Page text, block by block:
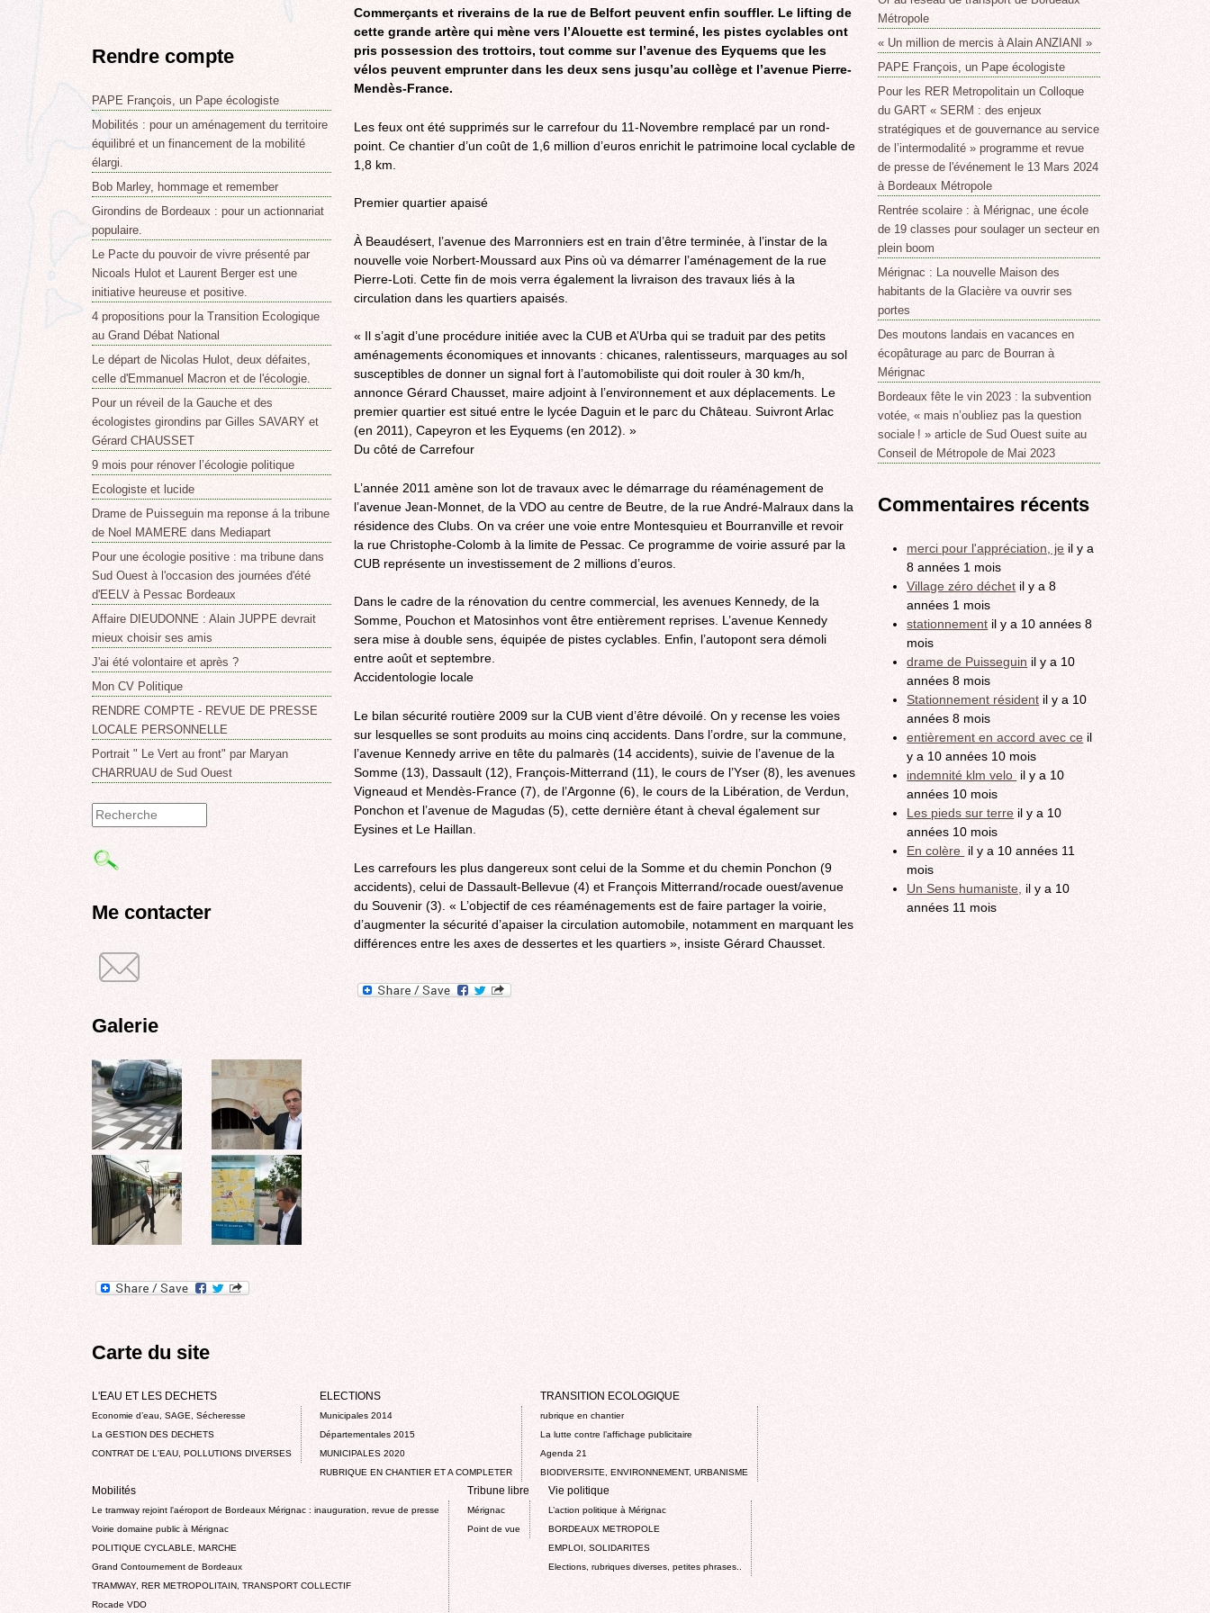
ROCADE VDO
Commerçants et riverains de la rue de Belfort peuvent enfin souffler. Le lifting de
cette grande artère qui mène vers l’Alouette est terminé, les pistes cyclables ont
pris possession des trottoirs, tout comme sur l’avenue des Eyquems que les
vélos peuvent emprunter dans les deux sens jusqu’au collège et l’avenue Pierre-
Mendès-France.
Les feux ont été supprimés sur le carrefour du 11-Novembre remplacé par un rond-
point. Ce chantier d’un coût de 1,6 million d’euros enrichit le patrimoine local cyclable de
1,8 km.
Premier quartier apaisé
À Beaudésert, l’avenue des Marronniers est en train d’être terminée, à l’instar de la
nouvelle voie Norbert-Moussard aux Pins où va démarrer l’aménagement de la rue
Pierre-Loti. Cette fin de mois verra également la livraison des travaux liés à la
circulation dans les quartiers apaisés.
« Il s’agit d’une procédure initiée avec la CUB et A’Urba qui se traduit par des petits
aménagements économiques et innovants : chicanes, ralentisseurs, marquages au sol
susceptibles de donner un signal fort à l’automobiliste qui doit rouler à 30 km/h,
annonce Gérard Chausset, maire adjoint à l’environnement et aux déplacements. Le
premier quartier est situé entre le lycée Daguin et le parc du Château. Suivront Arlac
(en 2011), Capeyron et les Eyquems (en 2012). »
Du côté de Carrefour
L’année 2011 amène son lot de travaux avec le démarrage du réaménagement de
l’avenue Jean-Monnet, de la VDO au centre de Beutre, de la rue André-Malraux dans la
résidence des Clubs. On va créer une voie entre Montesquieu et Bourranville et revoir
la rue Christophe-Colomb à la limite de Pessac. Ce programme de voirie assuré par la
CUB représente un investissement de 2 millions d’euros.
Dans le cadre de la rénovation du centre commercial, les avenues Kennedy, de la
Somme, Pouchon et Matosinhos vont être entièrement reprises. L’avenue Kennedy
sera mise à double sens, équipée de pistes cyclables. Enfin, l’autopont sera démoli
entre août et septembre.
Accidentologie locale
Le bilan sécurité routière 2009 sur la CUB vient d’être dévoilé. On y recense les voies
sur lesquelles se sont produits au moins cinq accidents. Dans l’ordre, sur la commune,
l’avenue Kennedy arrive en tête du palmarès (14 accidents), suivie de l’avenue de la
Somme (13), Dassault (12), François-Mitterrand (11), le cours de l’Yser (8), les avenues
Vigneaud et Mendès-France (7), de l’Argonne (6), le cours de la Libération, de Verdun,
Ponchon et l’avenue de Magudas (5), cette dernière étant à cheval également sur
Eysines et Le Haillan.
Les carrefours les plus dangereux sont celui de la Somme et du chemin Ponchon (9
accidents), celui de Dassault-Bellevue (4) et François Mitterrand/rocade ouest/avenue
du Souvenir (3). « L’objectif de ces réaménagements est de faire partager la voirie,
d’augmenter la sécurité d’apaiser la circulation automobile, notamment en marquant les
différences entre les axes de dessertes et les quartiers », insiste Gérard Chausset.
Rendre compte
PAPE François, un Pape écologiste
Mobilités : pour un aménagement du territoire
équilibré et un financement de la mobilité
élargi.
Bob Marley, hommage et remember
Girondins de Bordeaux : pour un actionnariat
populaire.
Le Pacte du pouvoir de vivre présenté par
Nicoals Hulot et Laurent Berger est une
initiative heureuse et positive.
4 propositions pour la Transition Ecologique
au Grand Débat National
Le départ de Nicolas Hulot, deux défaites,
celle d'Emmanuel Macron et de l'écologie.
Pour un réveil de la Gauche et des
écologistes girondins par Gilles SAVARY et
Gérard CHAUSSET
9 mois pour rénover l’écologie politique
Ecologiste et lucide
Drame de Puisseguin ma reponse á la tribune
de Noel MAMERE dans Mediapart
Pour une écologie positive : ma tribune dans
Sud Ouest à l'occasion des journées d'été
d'EELV à Pessac Bordeaux
Affaire DIEUDONNE : Alain JUPPE devrait
mieux choisir ses amis
J'ai été volontaire et après ?
Mon CV Politique
RENDRE COMPTE - REVUE DE PRESSE
LOCALE PERSONNELLE
Portrait " Le Vert au front" par Maryan
CHARRUAU de Sud Ouest
Formulaire
de
Me contacter
Galerie
Métropole
« Un million de mercis à Alain ANZIANI »
PAPE François, un Pape écologiste
Pour les RER Metropolitain un Colloque
du GART « SERM : des enjeux
stratégiques et de gouvernance au service
de l’intermodalité » programme et revue
de presse de l'événement le 13 Mars 2024
à Bordeaux Métropole
Rentrée scolaire : à Mérignac, une école
de 19 classes pour soulager un secteur en
plein boom
Mérignac : La nouvelle Maison des
habitants de la Glacière va ouvrir ses
portes
Des moutons landais en vacances en
écopâturage au parc de Bourran à
Mérignac
Bordeaux fête le vin 2023 : la subvention
votée, « mais n’oubliez pas la question
sociale ! » article de Sud Ouest suite au
Conseil de Métropole de Mai 2023
Commentaires récents
merci pour l'appréciation, je il y a
8 années 1 mois
Village zéro déchet il y a 8
années 1 mois
stationnement il y a 10 années 8
mois
drame de Puisseguin il y a 10
années 8 mois
Stationnement résident il y a 10
années 8 mois
entièrement en accord avec ce il
y a 10 années 10 mois
indemnité klm velo il y a 10
années 10 mois
Les pieds sur terre il y a 10
années 10 mois
En colère il y a 10 années 11
mois
Un Sens humaniste, il y a 10
années 11 mois
Carte du site
L'EAU ET LES DECHETS
Economie d’eau, SAGE, Sécheresse
La GESTION DES DECHETS
CONTRAT DE L'EAU, POLLUTIONS DIVERSES
ELECTIONS
Municipales 2014
Départementales 2015
MUNICIPALES 2020
RUBRIQUE EN CHANTIER ET A COMPLETER
TRANSITION ECOLOGIQUE
rubrique en chantier
La lutte contre l’affichage publicitaire
Agenda 21
BIODIVERSITE, ENVIRONNEMENT, URBANISME
Mobilités
Le tramway rejoint l'aéroport de Bordeaux Mérignac : inauguration, revue de presse
Voirie domaine public à Mérignac
POLITIQUE CYCLABLE, MARCHE
Grand Contournement de Bordeaux
TRAMWAY, RER METROPOLITAIN, TRANSPORT COLLECTIF
Rocade VDO
Tribune libre
Mérignac
Point de vue
Vie politique
L’action politique à Mérignac
BORDEAUX METROPOLE
EMPLOI, SOLIDARITES
Elections, rubriques diverses, petites phrases..